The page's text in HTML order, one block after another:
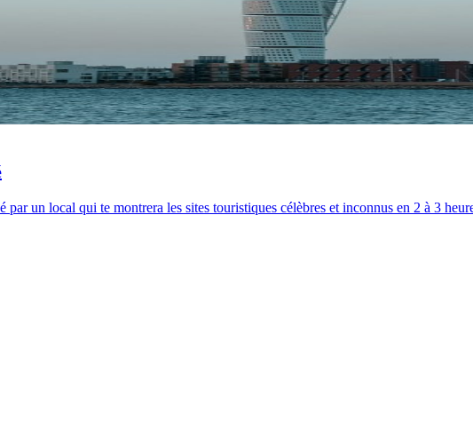
un local qui te montrera les sites touristiques célèbres et inconnus en 2 à 3